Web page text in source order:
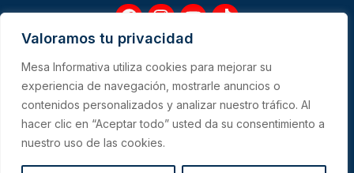
Valoramos tu privacidad
Mesa Informativa utiliza cookies para mejorar su
experiencia de navegación, mostrarle anuncios o
contenidos personalizados y analizar nuestro tráfico. Al
hacer clic en “Aceptar todo” usted da su consentimiento a
nuestro uso de las cookies.
F
a
c
e
b
o
o
k
I
n
s
t
a
g
r
a
m
Y
u
t
u
b
e
T
t
o
k
CONTACTO